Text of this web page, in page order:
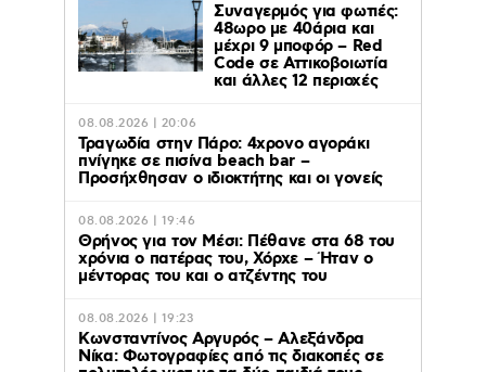
Συναγερμός για φωτιές:
48ωρο με 40άρια και
μέχρι 9 μποφόρ – Red
Code σε Αττικοβοιωτία
και άλλες 12 περιοχές
08.08.2026 | 20:06
Τραγωδία στην Πάρο: 4χρονο αγοράκι
πνίγηκε σε πισίνα beach bar –
Προσήχθησαν ο ιδιοκτήτης και οι γονείς
08.08.2026 | 19:46
Θρήνος για τον Μέσι: Πέθανε στα 68 του
χρόνια ο πατέρας του, Χόρχε – Ήταν ο
μέντορας του και ο ατζέντης του
08.08.2026 | 19:23
Κωνσταντίνος Αργυρός – Αλεξάνδρα
Νίκα: Φωτογραφίες από τις διακοπές σε